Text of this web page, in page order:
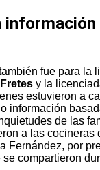
información
fue para la
y la
estuvieron a
información
de las
a las cocineras
Fernández, por
compartieron